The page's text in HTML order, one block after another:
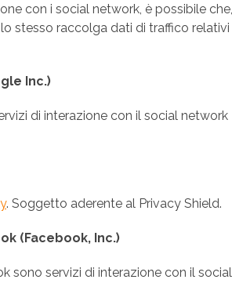
con i social network, è possibile che,
stesso raccolga dati di traffico relativi
Inc.)
di interazione con il social network
. Soggetto aderente al Privacy Shield.
(Facebook, Inc.)
sono servizi di interazione con il social